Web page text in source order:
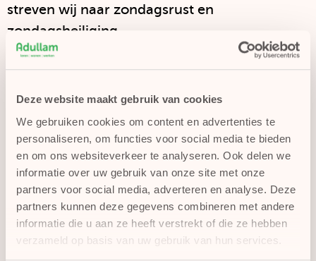
Deze website maakt gebruik van cookies
We gebruiken cookies om content en advertenties te
personaliseren, om functies voor social media te bieden
en om ons websiteverkeer te analyseren. Ook delen we
informatie over uw gebruik van onze site met onze
partners voor social media, adverteren en analyse. Deze
partners kunnen deze gegevens combineren met andere
informatie die u aan ze heeft verstrekt of die ze hebben
verzameld op basis van uw gebruik van hun services.
streven wij naar zondagsrust en
zondagsheiliging.
Hoewel op de locaties de zorg en begeleiding
ook op zondag doorgaat, beperken we onze
werkzaamheden tot de noodzakelijke
handelingen. Vanuit deze grondslag hebben
we ervoor gekozen om de website op zondag
niet beschikbaar te stellen.
Vanaf morgen is onze website weer te
bezoeken; we zien u dan graag terug!
Inloggen